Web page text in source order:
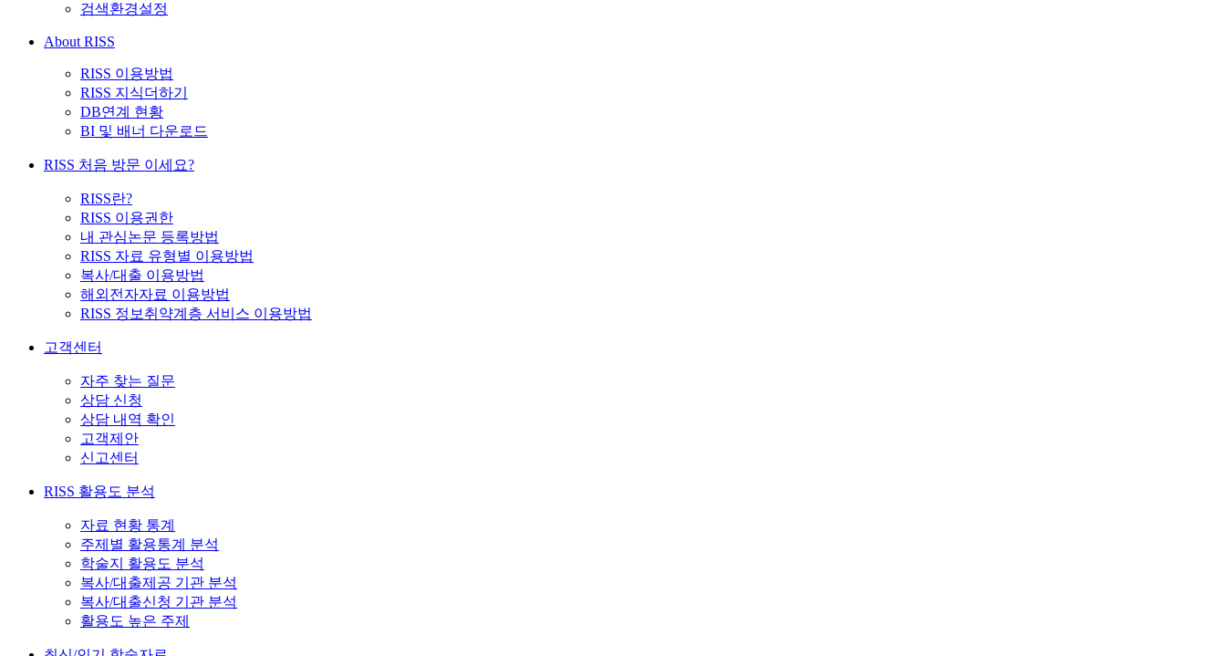
검색환경설정
About RISS
RISS 이용방법
RISS 지식더하기
DB연계 현황
BI 및 배너 다운로드
RISS 처음 방문 이세요?
RISS란?
RISS 이용권한
내 관심논문 등록방법
RISS 자료 유형별 이용방법
복사/대출 이용방법
해외전자자료 이용방법
RISS 정보취약계층 서비스 이용방법
고객센터
자주 찾는 질문
상담 신청
상담 내역 확인
고객제안
신고센터
RISS 활용도 분석
자료 현황 통계
주제별 활용통계 분석
학술지 활용도 분석
복사/대출제공 기관 분석
복사/대출신청 기관 분석
활용도 높은 주제